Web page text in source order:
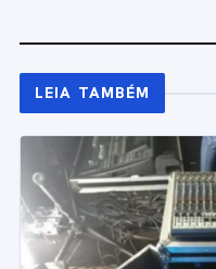
LEIA TAMBÉM